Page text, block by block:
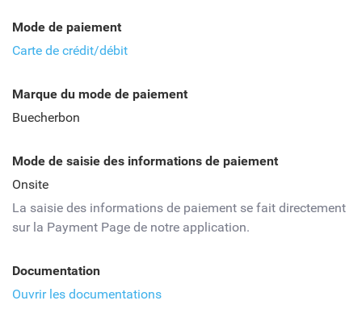
Mode de paiement
Carte de crédit/débit
Marque du mode de paiement
Buecherbon
Mode de saisie des informations de paiement
Onsite
La saisie des informations de paiement se fait directement
sur la Payment Page de notre application.
Documentation
Ouvrir les documentations